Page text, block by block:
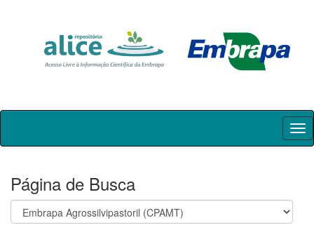
Skip
Página de Busca